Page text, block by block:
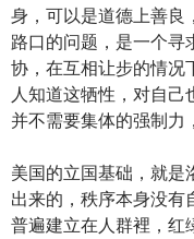
身，可以是道德上善良
路口的问题，是一个寻
协，在互相让步的情况
人知道这牺性，对自己
并不需要集体的强制力
美国的立国基础，就是
出来的，秩序本身没有
普遍建立在人群裡，红